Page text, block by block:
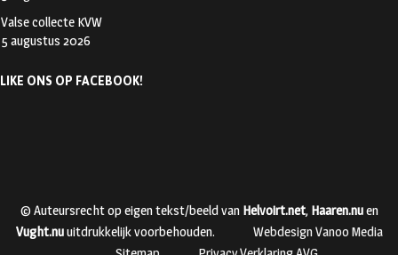
Valse collecte KVW
5 augustus 2026
LIKE ONS OP FACEBOOK!
© Auteursrecht op eigen tekst/beeld van Helvoirt.net, Haaren.nuen
Vught.nuuitdrukkelijk voorbehouden.
Webdesign Vanoo Media